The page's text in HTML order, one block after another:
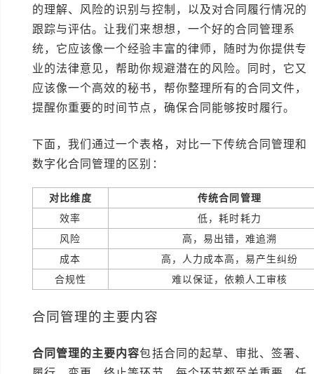
的理解、风险的识别与控制，以及对合同履行情况的
跟踪与评估。让我们来想想，一个好的合同管理系
统，它应该像一个经验丰富的律师，随时为你提供专
业的法律意见，帮助你规避潜在的风险。同时，它又
应该像一个高效的秘书，帮你整理所有的合同文件，
提醒你重要的时间节点，确保合同能够按时履行。
下面，我们通过一个表格，对比一下传统合同管理和
数字化合同管理的区别：
对比维度
传统合同管理
效率
低，耗时耗力
风险
高，易出错，难追溯
成本
高，人力成本高，易产生纠纷
合规性
难以保证，依赖人工审核
合同管理的主要内容
合同管理的主要内容包括合同的起草、审批、签署、